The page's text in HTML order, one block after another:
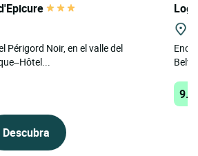
Périgord Noir, en el valle del
Descubra